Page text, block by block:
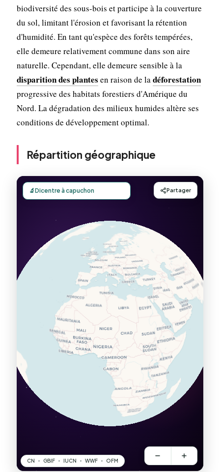
biodiversité des sous-bois et participe à la couverture
du sol, limitant l'érosion et favorisant la rétention
d'humidité. En tant qu'espèce des forêts tempérées,
elle demeure relativement commune dans son aire
naturelle. Cependant, elle demeure sensible à la
disparition des plantes en raison de ladéforestation
progressive des habitats forestiers d'Amérique du
Nord. La dégradation des milieux humides altère ses
conditions de développement optimal.
Répartition géographique